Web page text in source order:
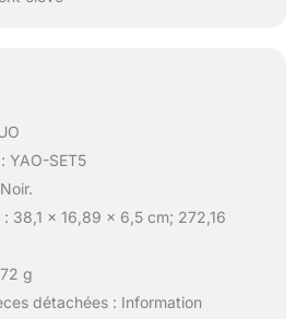
YAO-SET5
: 38,1 x 16,89 x 6,5 cm; 272,16
g
détachées : Information